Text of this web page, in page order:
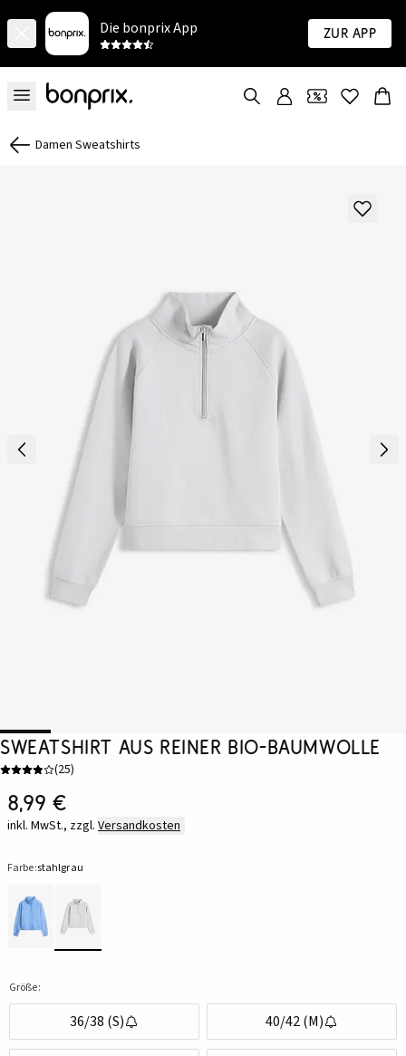
Die bonprix App Zur App
Damen Sweatshirts
Sweatshirt aus reiner Bio-Baumwolle
(25)
8,99 €
inkl. MwSt., zzgl. Versandkosten
Farbe:stahlgrau
Größe:
36/38 (S) 40/42 (M)